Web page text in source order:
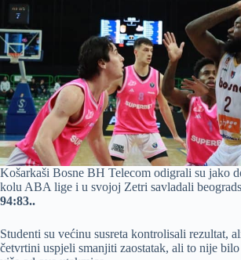
Košarkaši Bosne BH Telecom odigrali su jako
kolu ABA lige i u svojoj Zetri savladali
94:83..
Studenti su većinu susreta kontrolisali rezultat,
četvrtini uspjeli smanjiti zaostatak, ali to nije